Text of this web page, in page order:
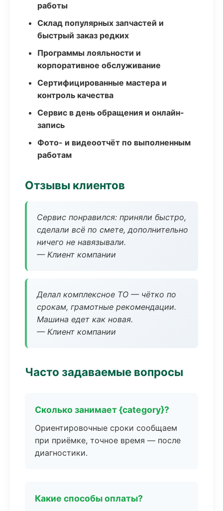
работы
Склад популярных запчастей и
быстрый заказ редких
Программы лояльности и
корпоративное обслуживание
Сертифицированные мастера и
контроль качества
Сервис в день обращения и онлайн-
запись
Фото- и видеоотчёт по выполненным
работам
Отзывы клиентов
Сервис понравился: приняли быстро,
сделали всё по смете, дополнительно
ничего не навязывали.
— Клиент компании
Делал комплексное ТО — чётко по
срокам, грамотные рекомендации.
Машина едет как новая.
— Клиент компании
Часто задаваемые вопросы
Сколько занимает {category}?
Ориентировочные сроки сообщаем
при приёмке, точное время — после
диагностики.
Какие способы оплаты?